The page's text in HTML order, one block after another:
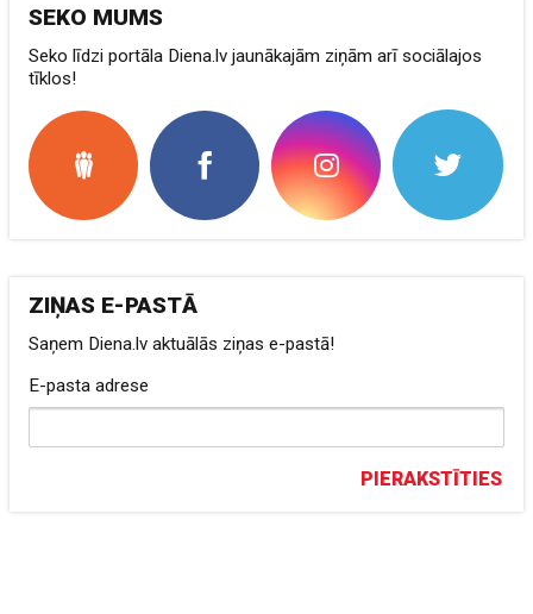
SEKO MUMS
Seko līdzi portāla Diena.lv jaunākajām ziņām arī sociālajos
tīklos!
ZIŅAS E-PASTĀ
Saņem Diena.lv aktuālās ziņas e-pastā!
E-pasta adrese
PIERAKSTĪTIES